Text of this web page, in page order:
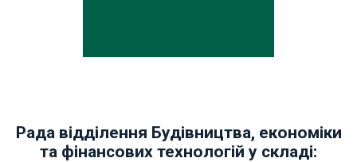
Рада відділення Будівництва, економіки
та фінансових технологій у складі: